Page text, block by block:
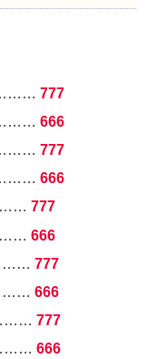
777
666
777
666
777
666
777
666
777
666